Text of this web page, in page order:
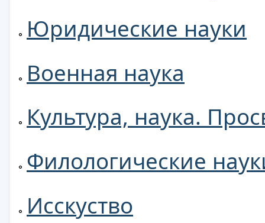
Юридические науки
Военная наука
Культура, наука.
Филологические
Исскуство